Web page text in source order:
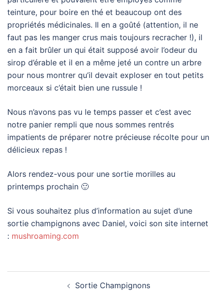
teinture, pour boire en thé et beaucoup ont des
propriétés médicinales. Il en a goûté (attention, il ne
faut pas les manger crus mais toujours recracher !), il
en a fait brûler un qui était supposé avoir l’odeur du
sirop d’érable et il en a même jeté un contre un arbre
pour nous montrer qu’il devait exploser en tout petits
morceaux si c’était bien une russule !
Nous n’avons pas vu le temps passer et c’est avec
notre panier rempli que nous sommes rentrés
impatients de préparer notre précieuse récolte pour un
délicieux repas !
Alors rendez-vous pour une sortie morilles au
printemps prochain 🙂
Si vous souhaitez plus d’information au sujet d’une
sortie champignons avec Daniel, voici son site internet
: mushroaming.com
Sortie Champignons